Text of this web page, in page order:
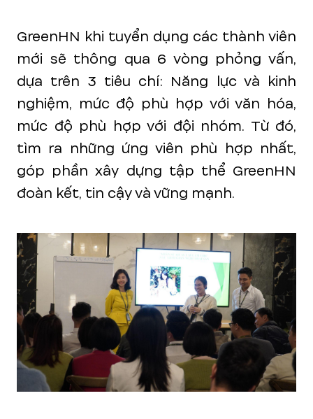
GreenHN khi tuyển dụng các thành viên
mới sẽ thông qua 6 vòng phỏng vấn,
dựa trên 3 tiêu chí: Năng lực và kinh
nghiệm, mức độ phù hợp với văn hóa,
mức độ phù hợp với đội nhóm. Từ đó,
tìm ra những ứng viên phù hợp nhất,
góp phần xây dựng tập thể GreenHN
đoàn kết, tin cậy và vững mạnh.